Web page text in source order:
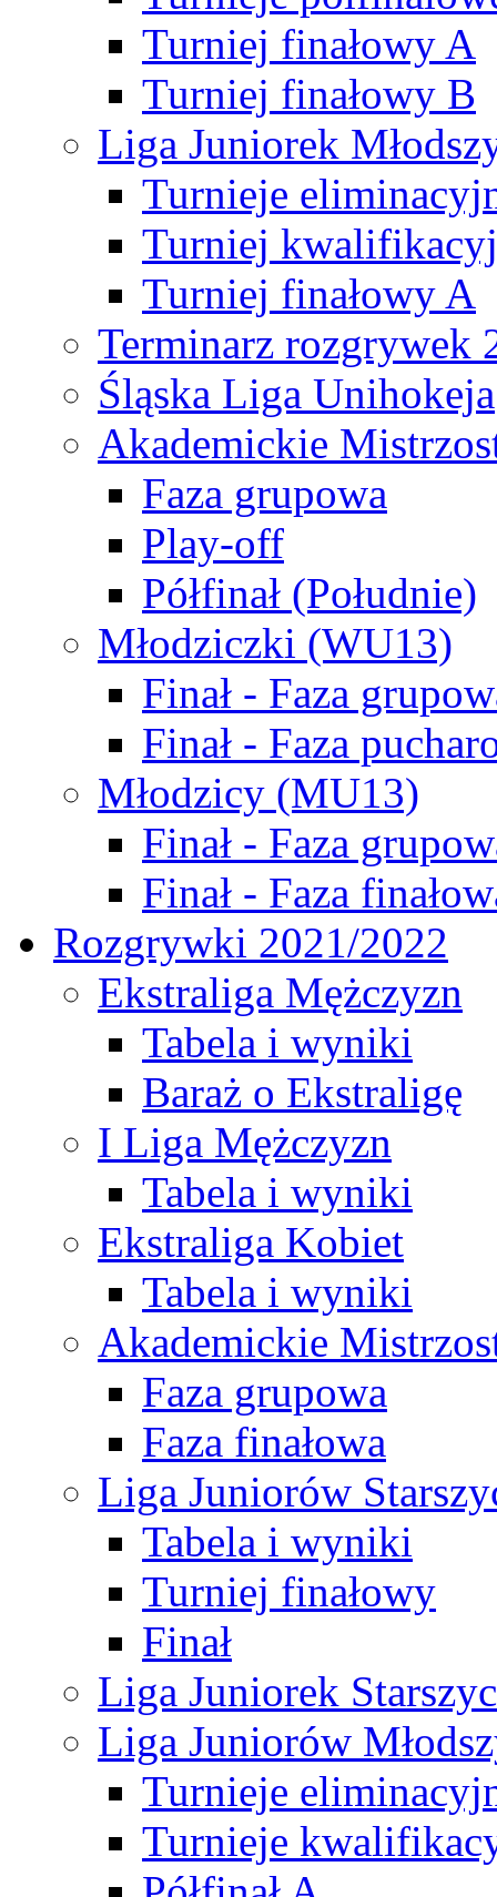
Turniej finałowy A
Turniej finałowy B
Liga Juniorek
Turnieje
Turniej
Turniej finałowy A
Terminarz rozgrywek
Śląska Liga Unihokeja
Akademickie
Faza grupowa
Play-off
Półfinał (Południe)
Młodziczki (WU13)
Finał - Faza
Finał - Faza
Młodzicy (MU13)
Finał - Faza
Finał - Faza
Rozgrywki 2021/2022
Ekstraliga Mężczyzn
Tabela i wyniki
Baraż o Ekstraligę
I Liga Mężczyzn
Tabela i wyniki
Ekstraliga Kobiet
Tabela i wyniki
Akademickie
Faza grupowa
Faza finałowa
Liga Juniorów
Tabela i wyniki
Turniej finałowy
Finał
Liga Juniorek
Liga Juniorów
Turnieje
Turnieje